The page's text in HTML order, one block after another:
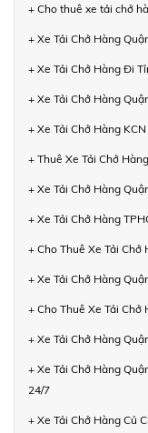
+ Cho thuê xe tải chở
+ Xe Tải Chở Hàng
+ Xe Tải Chở Hàng Đi
+ Xe Tải Chở Hàng
+ Xe Tải Chở Hàng
+ Thuê Xe Tải Chở
+ Xe Tải Chở Hàng
+ Xe Tải Chở Hàng
+ Cho Thuê Xe Tải Chở
+ Xe Tải Chở Hàng
+ Cho Thuê Xe Tải
+ Xe Tải Chở Hàng
+ Xe Tải Chở Hàng
24/7
+ Xe Tải Chở Hàng Củ